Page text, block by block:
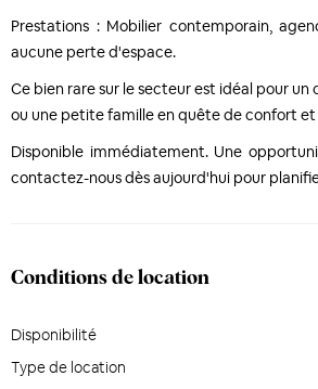
Prestations : Mobilier contemporain,
aucune perte d'espace.
Ce bien rare sur le secteur est idéal pour un
ou une petite famille en quête de confort
Disponible immédiatement. Une
contactez-nous dès aujourd'hui pour
Conditions de location
Disponibilité
Type de location